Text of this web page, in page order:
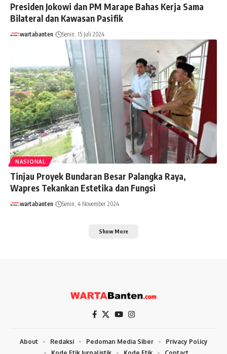
Presiden Jokowi dan PM Marape Bahas Kerja Sama
Bilateral dan Kawasan Pasifik
wartabanten Senin, 15 Juli 2024
NASIONAL
Tinjau Proyek Bundaran Besar Palangka Raya,
Wapres Tekankan Estetika dan Fungsi
wartabanten Senin, 4 November 2024
Show More
About Redaksi Pedoman Media Siber
Privacy Policy